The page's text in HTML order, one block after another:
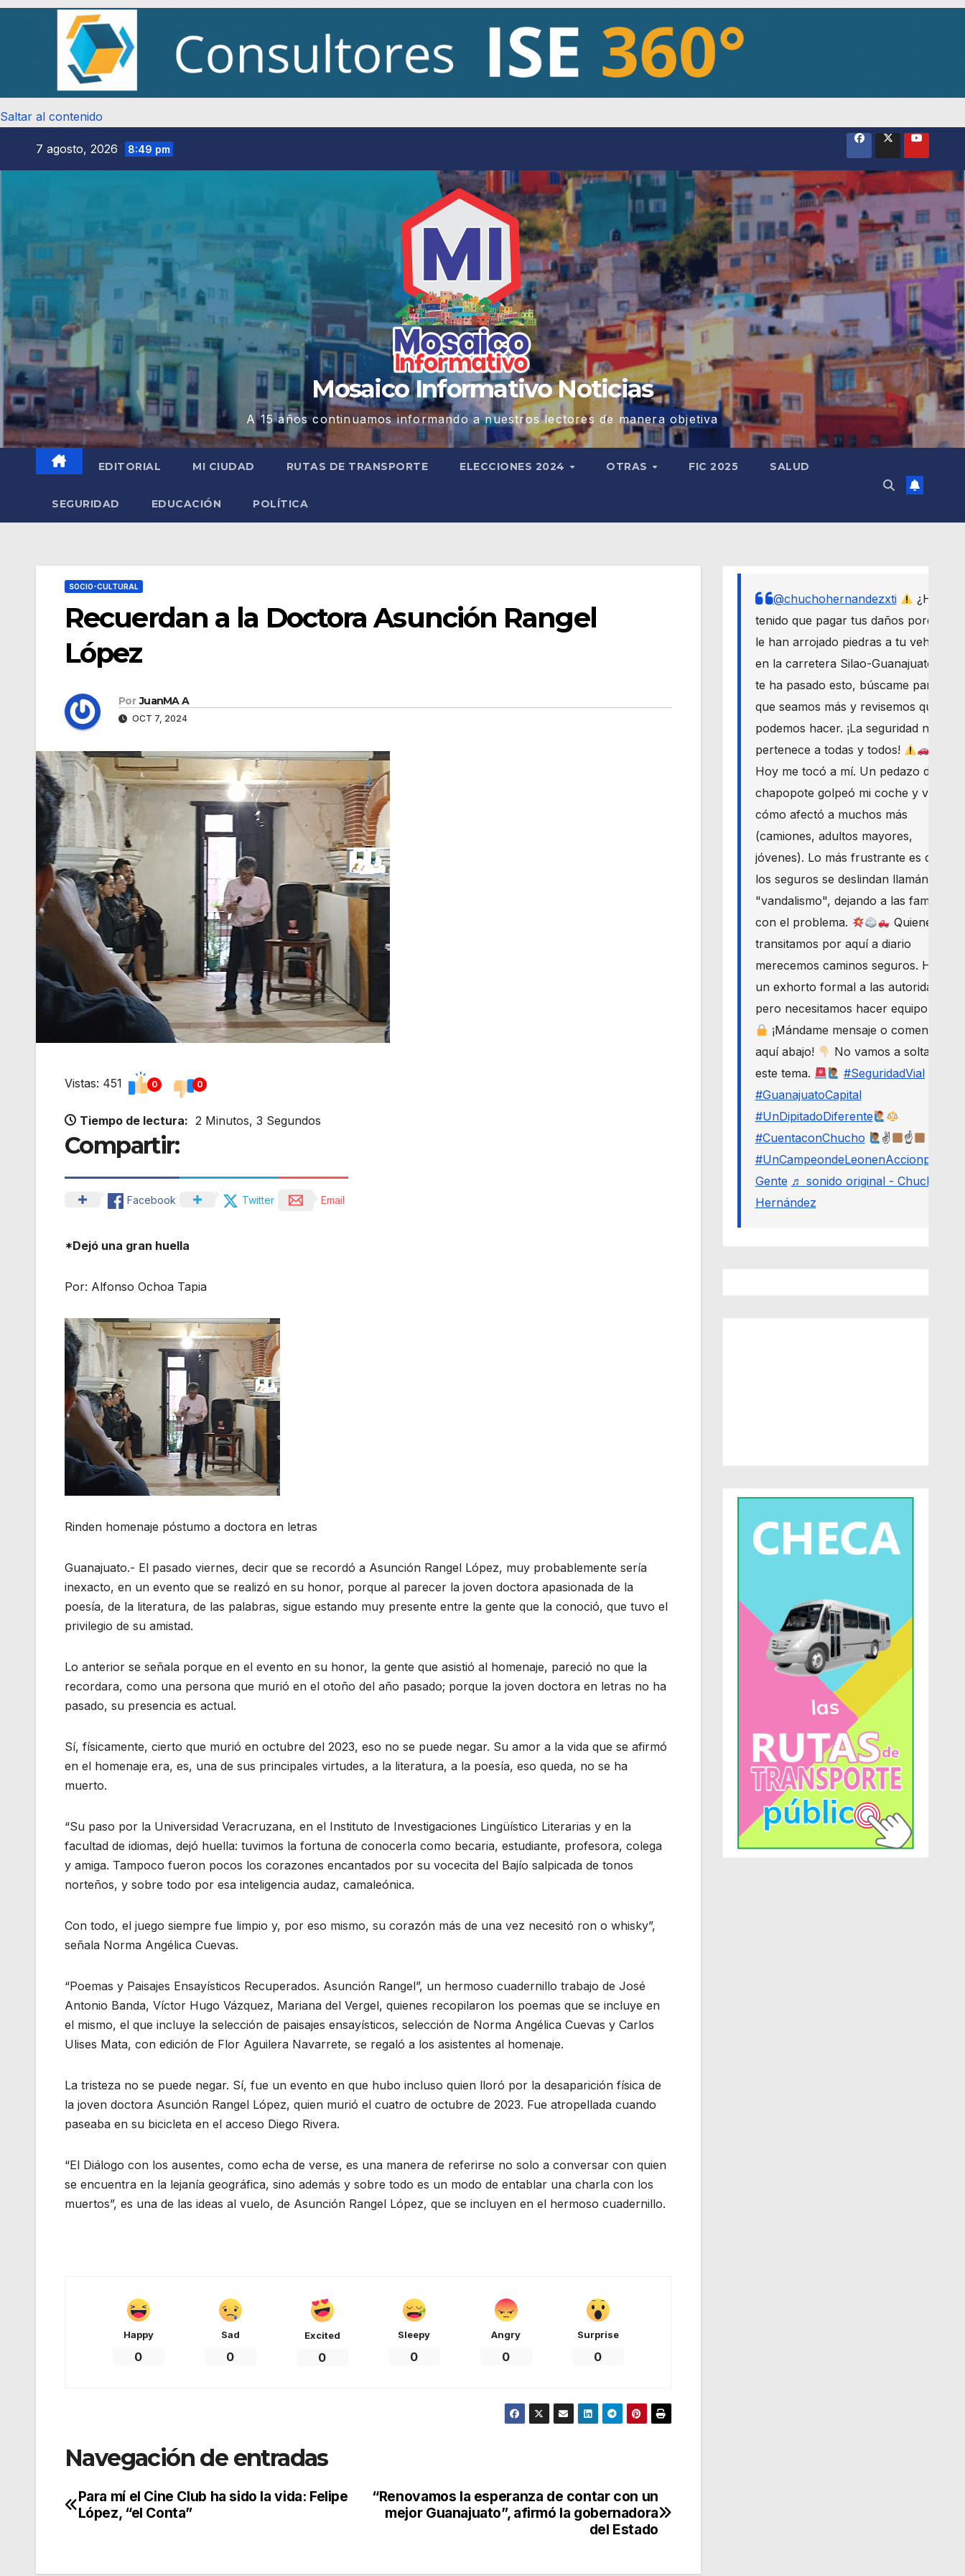
Saltar al contenido
7 agosto, 2026 8:49 pm
Mosaico Informativo Noticias
A 15 años continuamos informando a nuestros lectores de manera objetiva
EDITORIAL MI CIUDAD RUTAS DE TRANSPORTE ELECCIONES 2024 OTRAS FIC 2025 SALUD
SEGURIDAD EDUCACIÓN POLÍTICA
SOCIO-CULTURAL
Recuerdan a la Doctora Asunción Rangel
López
Por JuanMA A
OCT 7, 2024
Vistas: 451 0 0
Tiempo de lectura: 2 Minutos, 3 Segundos
Compartir:
Facebook Twitter Email
*Dejó una gran huella
Por: Alfonso Ochoa Tapia
Rinden homenaje póstumo a doctora en letras
Guanajuato.- El pasado viernes, decir que se recordó a Asunción Rangel López, muy probablemente sería
inexacto, en un evento que se realizó en su honor, porque al parecer la joven doctora apasionada de la
poesía, de la literatura, de las palabras, sigue estando muy presente entre la gente que la conoció, que tuvo el
privilegio de su amistad.
Lo anterior se señala porque en el evento en su honor, la gente que asistió al homenaje, pareció no que la
recordara, como una persona que murió en el otoño del año pasado; porque la joven doctora en letras no ha
pasado, su presencia es actual.
Sí, físicamente, cierto que murió en octubre del 2023, eso no se puede negar. Su amor a la vida que se afirmó
en el homenaje era, es, una de sus principales virtudes, a la literatura, a la poesía, eso queda, no se ha
muerto.
“Su paso por la Universidad Veracruzana, en el Instituto de Investigaciones Lingüístico Literarias y en la
facultad de idiomas, dejó huella: tuvimos la fortuna de conocerla como becaria, estudiante, profesora, colega
y amiga. Tampoco fueron pocos los corazones encantados por su vocecita del Bajío salpicada de tonos
norteños, y sobre todo por esa inteligencia audaz, camaleónica.
Con todo, el juego siempre fue limpio y, por eso mismo, su corazón más de una vez necesitó ron o whisky”,
señala Norma Angélica Cuevas.
“Poemas y Paisajes Ensayísticos Recuperados. Asunción Rangel”, un hermoso cuadernillo trabajo de José
Antonio Banda, Víctor Hugo Vázquez, Mariana del Vergel, quienes recopilaron los poemas que se incluye en
el mismo, el que incluye la selección de paisajes ensayísticos, selección de Norma Angélica Cuevas y Carlos
Ulises Mata, con edición de Flor Aguilera Navarrete, se regaló a los asistentes al homenaje.
La tristeza no se puede negar. Sí, fue un evento en que hubo incluso quien lloró por la desaparición física de
la joven doctora Asunción Rangel López, quien murió el cuatro de octubre de 2023. Fue atropellada cuando
paseaba en su bicicleta en el acceso Diego Rivera.
“El Diálogo con los ausentes, como echa de verse, es una manera de referirse no solo a conversar con quien
se encuentra en la lejanía geográfica, sino además y sobre todo es un modo de entablar una charla con los
muertos”, es una de las ideas al vuelo, de Asunción Rangel López, que se incluyen en el hermoso cuadernillo.
Happy
0
Sad
0
Excited
0
Sleepy
0
Angry
0
Surprise
0
Navegación de entradas
“Renovamos la esperanza de contar con un
mejor Guanajuato”, afirmó la gobernadora
del Estado
Para mí el Cine Club ha sido la vida: Felipe
López, “el Conta”
@chuchohernandezxti
¿Has
tenido que pagar tus daños porque
le han arrojado piedras a tu vehículo
en la carretera Silao-Guanajuato? Si
te ha pasado esto, búscame para
que seamos más y revisemos qué
podemos hacer. ¡La seguridad nos
pertenece a todas y todos!
Hoy me tocó a mí. Un pedazo de
chapopote golpeó mi coche y vi
cómo afectó a muchos más
(camiones, adultos mayores,
jóvenes). Lo más frustrante es que
los seguros se deslindan llamándolo
"vandalismo", dejando a las familias
con el problema.
Quienes
transitamos por aquí a diario
merecemos caminos seguros. Haré
un exhorto formal a las autoridades,
pero necesitamos hacer equipo.
¡Mándame mensaje o comenta
aquí abajo!
No vamos a soltar
este tema.
#SeguridadVial
#GuanajuatoCapital
#UnDipitadoDiferente
#CuentaconChucho
✌
☝
#UnCampeondeLeonenAccionporLa
Gente ♬ sonido original - Chucho
Hernández